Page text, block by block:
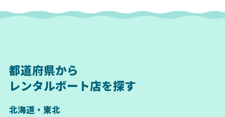
都道府県から
レンタルボート店を探す
北海道・東北